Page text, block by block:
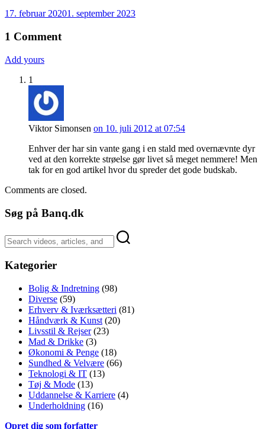
17. februar 20201. september 2023
1 Comment
Add yours
1
Viktor Simonsen on 10. juli 2012 at 07:54
Enhver der har sin vante gang i en stald med overnævnte dyr
ved at den korrekte strøelse gør livet så meget nemmere! Men
tak for en god artikel hvor du spreder det gode budskab.
Comments are closed.
Søg på Banq.dk
Kategorier
Bolig & Indretning (98)
Diverse (59)
Erhverv & Iværksætteri (81)
Håndværk & Kunst (20)
Livsstil & Rejser(23)
Mad & Drikke (3)
Økonomi & Penge (18)
Sundhed & Velvære (66)
Teknologi & IT (13)
Tøj & Mode (13)
Uddannelse & Karriere (4)
Underholdning (16)
Opret dig som forfatter